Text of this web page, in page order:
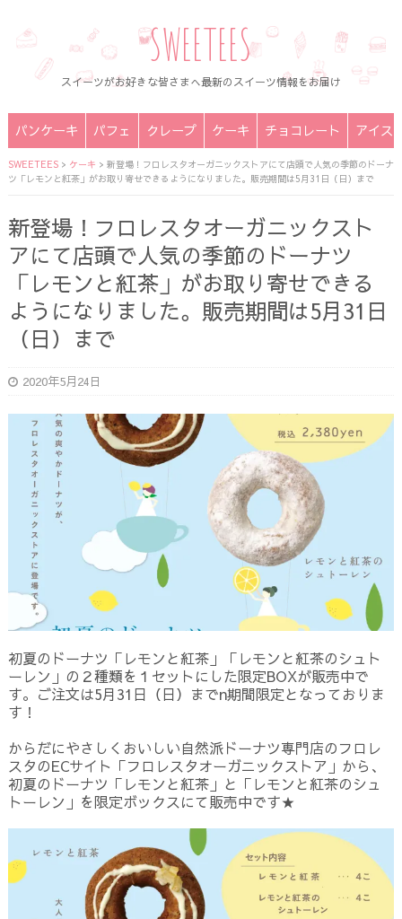
SWEETEES
スイーツがお好きな皆さまへ最新のスイーツ情報をお届け
パンケーキ パフェ クレープ ケーキ チョコレート アイス
SWEETEES> ケーキ > 新登場！フロレスタオーガニックストアにて店頭で人気の季節のドーナ
ツ「レモンと紅茶」がお取り寄せできるようになりました。販売期間は5月31日（日）まで
新登場！フロレスタオーガニックスト
アにて店頭で人気の季節のドーナツ
「レモンと紅茶」がお取り寄せできる
ようになりました。販売期間は5月31日
（日）まで
2020年5月24日
初夏のドーナツ「レモンと紅茶」「レモンと紅茶のシュト
ーレン」の２種類を１セットにした限定BOXが販売中で
す。ご注文は5月31日（日）までn期間限定となっておりま
す！
からだにやさしくおいしい自然派ドーナツ専門店のフロレ
スタのECサイト「フロレスタオーガニックストア」から、
初夏のドーナツ「レモンと紅茶」と「レモンと紅茶のシュ
トーレン」を限定ボックスにて販売中です★